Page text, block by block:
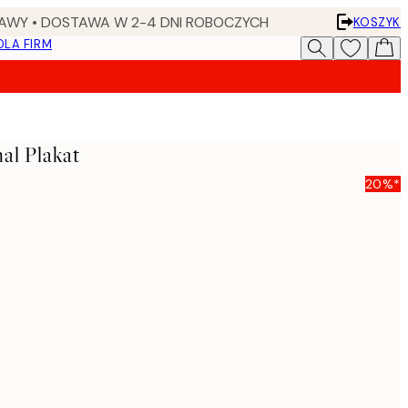
• DOSTAWA W 2-4 DNI ROBOCZYCH
KOSZYK
FIRM
Plakat
20%*